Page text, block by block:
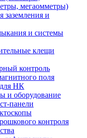
мегаомметры)
заземления и
и системы
клещи
контроль
поля
НК
и оборудование
панели
контроля